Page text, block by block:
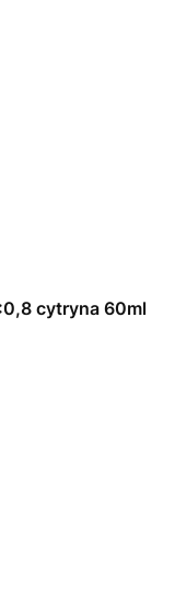
cytryna 60ml